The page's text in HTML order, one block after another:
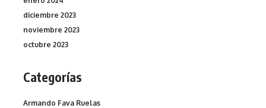
diciembre 2023
noviembre 2023
octubre 2023
Categorías
Armando Fava Ruelas